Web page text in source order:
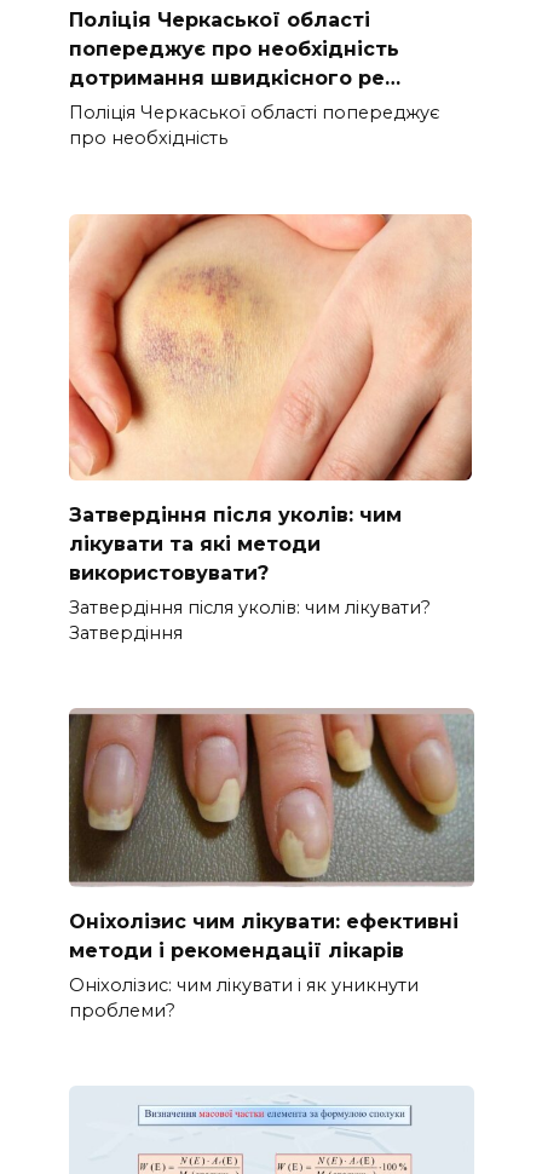
Поліція Черкаської області
попереджує про необхідність
дотримання швидкісного ре…
Поліція Черкаської області попереджує
про необхідність
Затвердіння після уколів: чим
лікувати та які методи
використовувати?
Затвердіння після уколів: чим лікувати?
Затвердіння
Оніхолізис чим лікувати: ефективні
методи і рекомендації лікарів
Оніхолізис: чим лікувати і як уникнути
проблеми?